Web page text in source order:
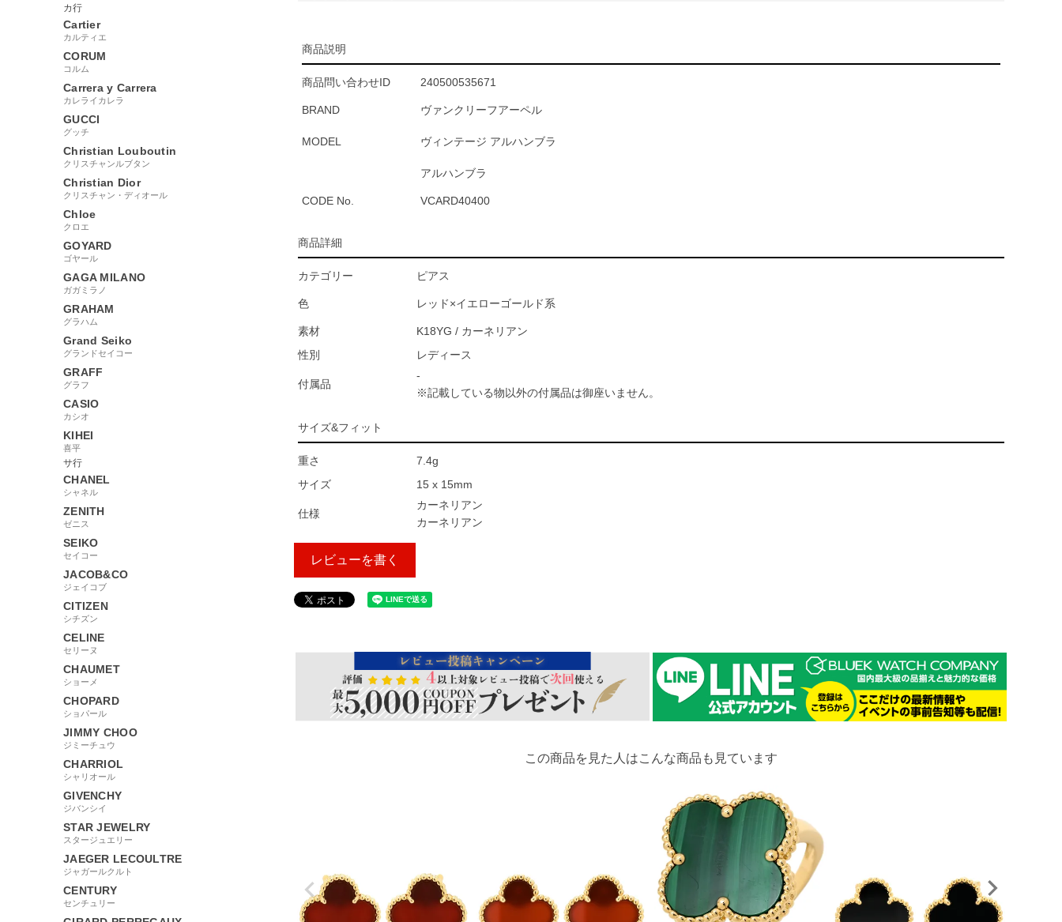
カ行
Cartier
カルティエ
CORUM
コルム
Carrera y Carrera
カレライカレラ
GUCCI
グッチ
Christian Louboutin
クリスチャンルブタン
Christian Dior
クリスチャン・ディオール
Chloe
クロエ
GOYARD
ゴヤール
GAGA MILANO
ガガミラノ
GRAHAM
グラハム
Grand Seiko
グランドセイコー
GRAFF
グラフ
CASIO
カシオ
KIHEI
喜平
サ行
CHANEL
シャネル
ZENITH
ゼニス
SEIKO
セイコー
JACOB&CO
ジェイコブ
CITIZEN
シチズン
CELINE
セリーヌ
CHAUMET
ショーメ
CHOPARD
ショパール
JIMMY CHOO
ジミーチュウ
CHARRIOL
シャリオール
GIVENCHY
ジバンシイ
STAR JEWELRY
スタージュエリー
JAEGER LECOULTRE
ジャガールクルト
CENTURY
センチュリー
商品説明
商品問い合わせID 240500535671
BRAND ヴァンクリーフアーペル
MODEL ヴィンテージ アルハンブラ
アルハンブラ
CODE No. VCARD40400
商品詳細
カテゴリー ピアス
色 レッド×イエローゴールド系
素材
K18YG / カーネリアン
性別
レディース
付属品
-
※記載している物以外の付属品は御座いません。
サイズ&フィット
重さ
7.4g
サイズ
15 x 15mm
仕様
カーネリアン
カーネリアン
レビューを書く
この商品を見た人はこんな商品も見ています